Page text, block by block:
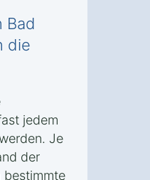
Bad
die
jedem
Je
der
bestimmte